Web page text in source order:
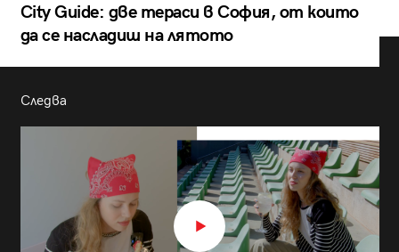
City Guide: две тераси в София, от които
да се насладиш на лятото
Следва